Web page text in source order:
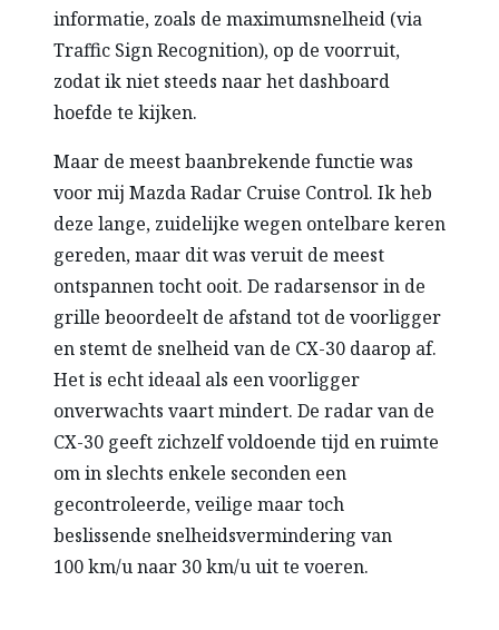
informatie, zoals de maximumsnelheid (via
Traffic Sign Recognition), op de voorruit,
zodat ik niet steeds naar het dashboard
hoefde te kijken.
Maar de meest baanbrekende functie was
voor mij Mazda Radar Cruise Control. Ik heb
deze lange, zuidelijke wegen ontelbare keren
gereden, maar dit was veruit de meest
ontspannen tocht ooit. De radarsensor in de
grille beoordeelt de afstand tot de voorligger
en stemt de snelheid van de CX-30 daarop af.
Het is echt ideaal als een voorligger
onverwachts vaart mindert. De radar van de
CX-30 geeft zichzelf voldoende tijd en ruimte
om in slechts enkele seconden een
gecontroleerde, veilige maar toch
beslissende snelheidsvermindering van
100 km/u naar 30 km/u uit te voeren.